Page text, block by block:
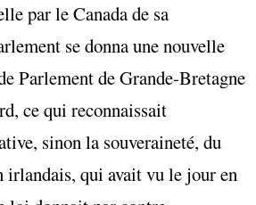
par le Canada de sa
se donna une nouvelle
Parlement de Grande-Bretagne
ce qui reconnaissait
sinon la souveraineté, du
irlandais, qui avait vu le jour en